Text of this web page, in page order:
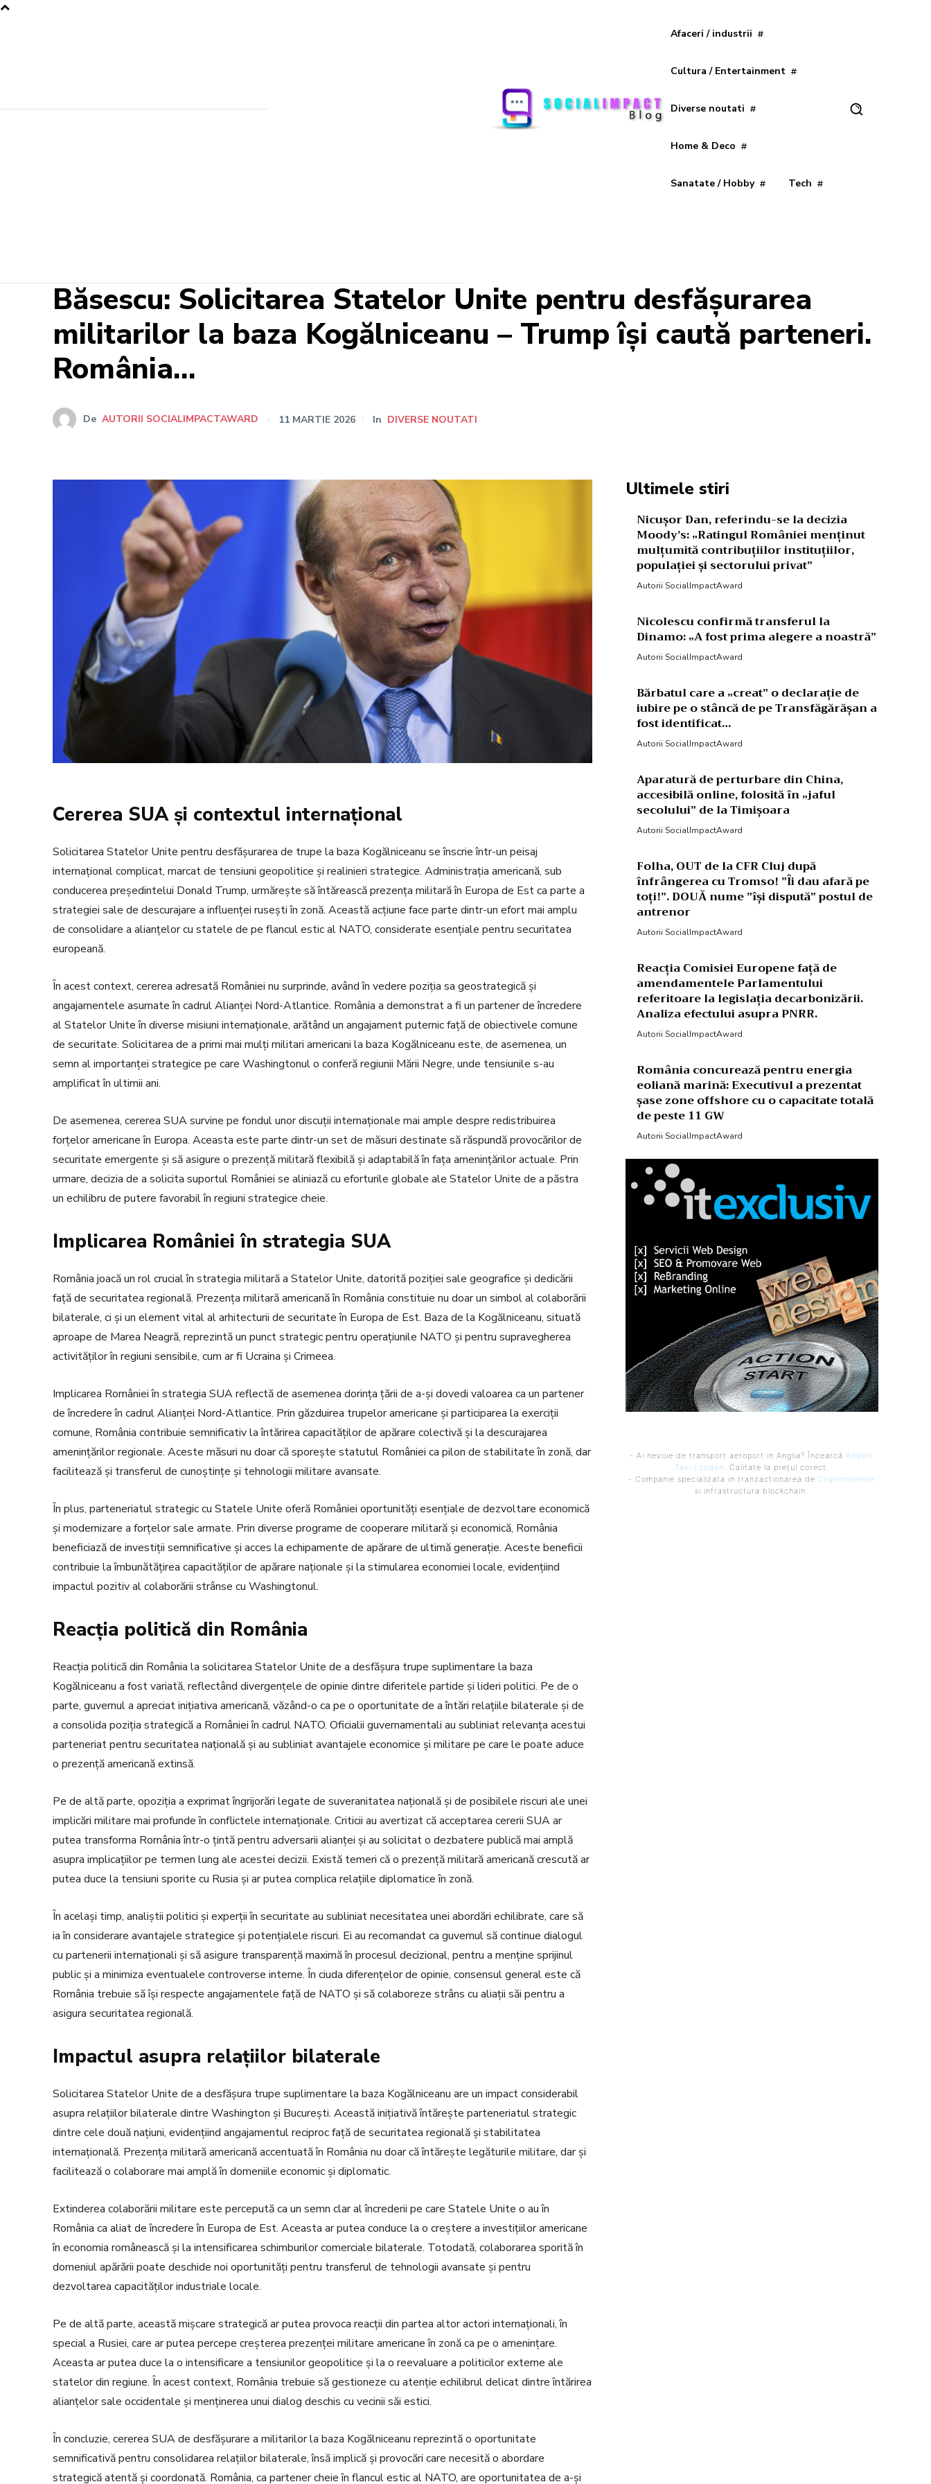
Afaceri / industrii
Cultura / Entertainment
Diverse noutati
Home & Deco
Sanatate / Hobby Tech
Băsescu: Solicitarea Statelor Unite pentru desfășurarea
militarilor la baza Kogălniceanu – Trump își caută parteneri.
România…
De AUTORII SOCIALIMPACTAWARD 11 MARTIE 2026 In DIVERSE NOUTATI
Cererea SUA și contextul internațional
Solicitarea Statelor Unite pentru desfășurarea de trupe la baza Kogălniceanu se înscrie într-un peisaj
internațional complicat, marcat de tensiuni geopolitice și realinieri strategice. Administrația americană, sub
conducerea președintelui Donald Trump, urmărește să întărească prezența militară în Europa de Est ca parte a
strategiei sale de descurajare a influenței rusești în zonă. Această acțiune face parte dintr-un efort mai amplu
de consolidare a alianțelor cu statele de pe flancul estic al NATO, considerate esențiale pentru securitatea
europeană.
În acest context, cererea adresată României nu surprinde, având în vedere poziția sa geostrategică și
angajamentele asumate în cadrul Alianței Nord-Atlantice. România a demonstrat a fi un partener de încredere
al Statelor Unite în diverse misiuni internaționale, arătând un angajament puternic față de obiectivele comune
de securitate. Solicitarea de a primi mai mulți militari americani la baza Kogălniceanu este, de asemenea, un
semn al importanței strategice pe care Washingtonul o conferă regiunii Mării Negre, unde tensiunile s-au
amplificat în ultimii ani.
De asemenea, cererea SUA survine pe fondul unor discuții internaționale mai ample despre redistribuirea
forțelor americane în Europa. Aceasta este parte dintr-un set de măsuri destinate să răspundă provocărilor de
securitate emergente și să asigure o prezență militară flexibilă și adaptabilă în fața amenințărilor actuale. Prin
urmare, decizia de a solicita suportul României se aliniază cu eforturile globale ale Statelor Unite de a păstra
un echilibru de putere favorabil în regiuni strategice cheie.
Implicarea României în strategia SUA
România joacă un rol crucial în strategia militară a Statelor Unite, datorită poziției sale geografice și dedicării
față de securitatea regională. Prezența militară americană în România constituie nu doar un simbol al colaborării
bilaterale, ci și un element vital al arhitecturii de securitate în Europa de Est. Baza de la Kogălniceanu, situată
aproape de Marea Neagră, reprezintă un punct strategic pentru operațiunile NATO și pentru supravegherea
activităților în regiuni sensibile, cum ar fi Ucraina și Crimeea.
Implicarea României în strategia SUA reflectă de asemenea dorința țării de a-și dovedi valoarea ca un partener
de încredere în cadrul Alianței Nord-Atlantice. Prin găzduirea trupelor americane și participarea la exerciții
comune, România contribuie semnificativ la întărirea capacităților de apărare colectivă și la descurajarea
amenințărilor regionale. Aceste măsuri nu doar că sporește statutul României ca pilon de stabilitate în zonă, dar
facilitează și transferul de cunoștințe și tehnologii militare avansate.
În plus, parteneriatul strategic cu Statele Unite oferă României oportunități esențiale de dezvoltare economică
și modernizare a forțelor sale armate. Prin diverse programe de cooperare militară și economică, România
beneficiază de investiții semnificative și acces la echipamente de apărare de ultimă generație. Aceste beneficii
contribuie la îmbunătățirea capacităților de apărare naționale și la stimularea economiei locale, evidențiind
impactul pozitiv al colaborării strânse cu Washingtonul.
Reacția politică din România
Reacția politică din România la solicitarea Statelor Unite de a desfășura trupe suplimentare la baza
Kogălniceanu a fost variată, reflectând divergențele de opinie dintre diferitele partide și lideri politici. Pe de o
parte, guvernul a apreciat inițiativa americană, văzând-o ca pe o oportunitate de a întări relațiile bilaterale și de
a consolida poziția strategică a României în cadrul NATO. Oficialii guvernamentali au subliniat relevanța acestui
parteneriat pentru securitatea națională și au subliniat avantajele economice și militare pe care le poate aduce
o prezență americană extinsă.
Pe de altă parte, opoziția a exprimat îngrijorări legate de suveranitatea națională și de posibilele riscuri ale unei
implicări militare mai profunde în conflictele internaționale. Criticii au avertizat că acceptarea cererii SUA ar
putea transforma România într-o țintă pentru adversarii alianței și au solicitat o dezbatere publică mai amplă
asupra implicațiilor pe termen lung ale acestei decizii. Există temeri că o prezență militară americană crescută ar
putea duce la tensiuni sporite cu Rusia și ar putea complica relațiile diplomatice în zonă.
În același timp, analiștii politici și experții în securitate au subliniat necesitatea unei abordări echilibrate, care să
ia în considerare avantajele strategice și potențialele riscuri. Ei au recomandat ca guvernul să continue dialogul
cu partenerii internaționali și să asigure transparență maximă în procesul decizional, pentru a menține sprijinul
public și a minimiza eventualele controverse interne. În ciuda diferențelor de opinie, consensul general este că
România trebuie să își respecte angajamentele față de NATO și să colaboreze strâns cu aliații săi pentru a
asigura securitatea regională.
Impactul asupra relațiilor bilaterale
Solicitarea Statelor Unite de a desfășura trupe suplimentare la baza Kogălniceanu are un impact considerabil
asupra relațiilor bilaterale dintre Washington și București. Această inițiativă întărește parteneriatul strategic
dintre cele două națiuni, evidențiind angajamentul reciproc față de securitatea regională și stabilitatea
internațională. Prezența militară americană accentuată în România nu doar că întărește legăturile militare, dar și
facilitează o colaborare mai amplă în domeniile economic și diplomatic.
Extinderea colaborării militare este percepută ca un semn clar al încrederii pe care Statele Unite o au în
România ca aliat de încredere în Europa de Est. Aceasta ar putea conduce la o creștere a investițiilor americane
în economia românească și la intensificarea schimburilor comerciale bilaterale. Totodată, colaborarea sporită în
domeniul apărării poate deschide noi oportunități pentru transferul de tehnologii avansate și pentru
dezvoltarea capacităților industriale locale.
Pe de altă parte, această mișcare strategică ar putea provoca reacții din partea altor actori internaționali, în
special a Rusiei, care ar putea percepe creșterea prezenței militare americane în zonă ca pe o amenințare.
Aceasta ar putea duce la o intensificare a tensiunilor geopolitice și la o reevaluare a politicilor externe ale
statelor din regiune. În acest context, România trebuie să gestioneze cu atenție echilibrul delicat dintre întărirea
alianțelor sale occidentale și menținerea unui dialog deschis cu vecinii săi estici.
În concluzie, cererea SUA de desfășurare a militarilor la baza Kogălniceanu reprezintă o oportunitate
semnificativă pentru consolidarea relațiilor bilaterale, însă implică și provocări care necesită o abordare
strategică atentă și coordonată. România, ca partener cheie în flancul estic al NATO, are oportunitatea de a-și
Ultimele stiri
Nicușor Dan, referindu-se la decizia
Moody’s: „Ratingul României menținut
mulțumită contribuțiilor instituțiilor,
populației și sectorului privat”
Autorii SocialImpactAward
Nicolescu confirmă transferul la
Dinamo: „A fost prima alegere a noastră”
Autorii SocialImpactAward
Bărbatul care a „creat” o declarație de
iubire pe o stâncă de pe Transfăgărășan a
fost identificat…
Autorii SocialImpactAward
Aparatură de perturbare din China,
accesibilă online, folosită în „jaful
secolului” de la Timișoara
Autorii SocialImpactAward
Folha, OUT de la CFR Cluj după
înfrângerea cu Tromso! ”Îi dau afară pe
toți!”. DOUĂ nume ”își dispută” postul de
antrenor
Autorii SocialImpactAward
Reacția Comisiei Europene față de
amendamentele Parlamentului
referitoare la legislația decarbonizării.
Analiza efectului asupra PNRR.
Autorii SocialImpactAward
România concurează pentru energia
eoliană marină: Executivul a prezentat
șase zone offshore cu o capacitate totală
de peste 11 GW
Autorii SocialImpactAward
- Ai nevoie de transport aeroport in Anglia? ÎncearcăAirport
Taxi London. Calitate la prețul corect.
- Companie specializata in tranzactionarea deCriptomonede
si infrastructura blockchain.